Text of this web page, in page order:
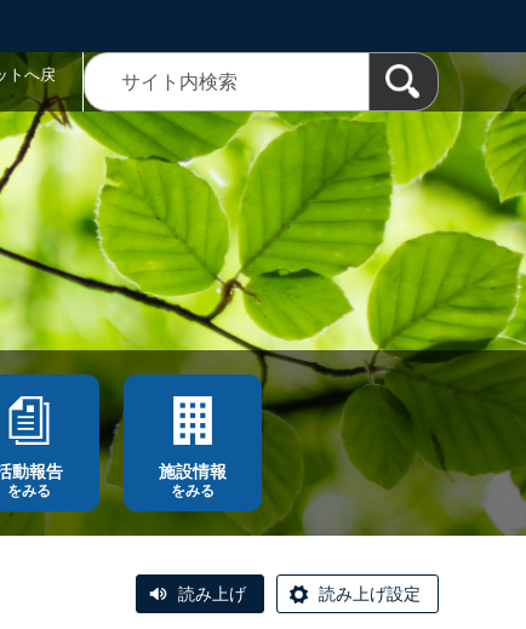
トへ戻
動報告
をみる
施設情報
をみる
読み上げ 読み上げ設定